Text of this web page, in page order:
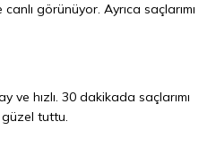
görünüyor. Ayrıca saçlarımı
ve hızlı. 30 dakikada saçlarımı
tuttu.